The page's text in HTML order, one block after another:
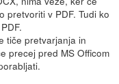
pretvoriti v PDF. Tudi ko
tiče pretvarjanja in
precej pred MS Officom